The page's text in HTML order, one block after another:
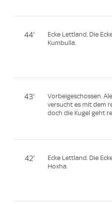
44'
Ecke Lettland. Die
Kumbulla.
43'
Vorbeigeschossen.
versucht es mit dem
doch die Kugel geht
42'
Ecke Lettland. Die
Hoxha.